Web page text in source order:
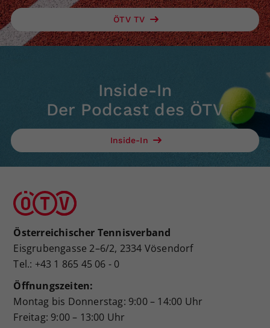
ÖTV TV
Inside-In
Der Podcast des ÖTV
Inside-In
Österreichischer Tennisverband
Eisgrubengasse 2–6/2, 2334 Vösendorf
Tel.: +43 1 865 45 06 - 0
Öffnungszeiten:
Montag bis Donnerstag: 9:00 – 14:00 Uhr
Freitag: 9:00 – 13:00 Uhr